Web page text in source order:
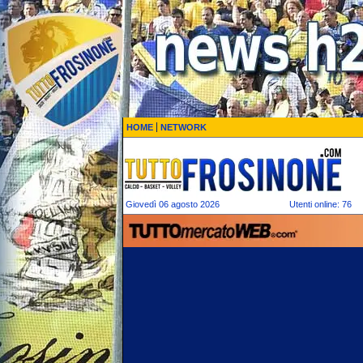
HOME NETWORK
Giovedì 06 agosto 2026 Utenti online: 76